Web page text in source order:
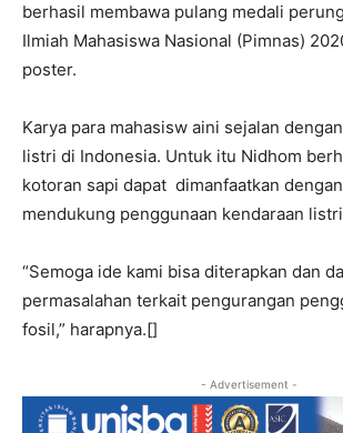
berhasil membawa pulang medali
Ilmiah Mahasiswa Nasional (Pimnas)
poster.
Karya para mahasisw aini sejalan
listri di Indonesia. Untuk itu Nidhom
kotoran sapi dapat dimanfaatkan
mendukung penggunaan kendaraan
“Semoga ide kami bisa diterapkan dan
permasalahan terkait pengurangan
fosil,” harapnya.[]
- Advertisement -